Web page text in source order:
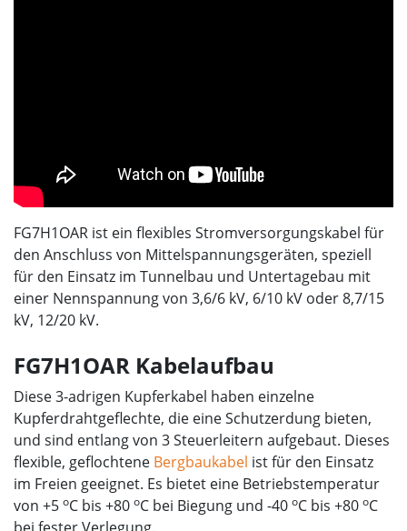
FG7H1OAR ist ein flexibles Stromversorgungskabel für
den Anschluss von Mittelspannungsgeräten, speziell
für den Einsatz im Tunnelbau und Untertagebau mit
einer Nennspannung von 3,6/6 kV, 6/10 kV oder 8,7/15
kV, 12/20 kV.
FG7H1OAR Kabelaufbau
Diese 3-adrigen Kupferkabel haben einzelne
Kupferdrahtgeflechte, die eine Schutzerdung bieten,
und sind entlang von 3 Steuerleitern aufgebaut. Dieses
flexible, geflochtene Bergbaukabel ist für den Einsatz
im Freien geeignet. Es bietet eine Betriebstemperatur
von +5 oC bis +80 oC bei Biegung und -40 oC bis +80 oC